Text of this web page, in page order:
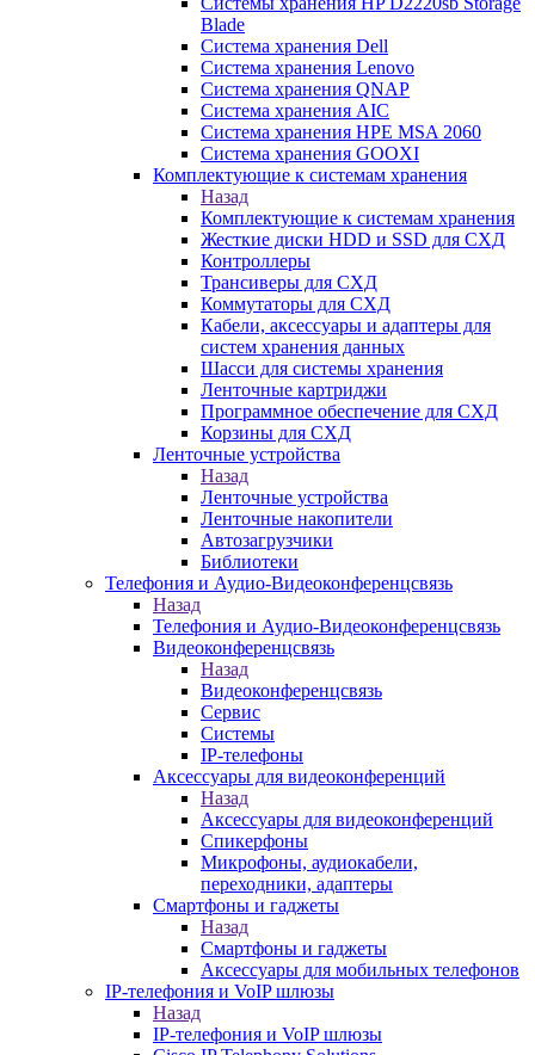
Blade
Система хранения Dell
Система хранения Lenovo
Система хранения QNAP
Система хранения AIC
Система хранения HPE MSA 2060
Система хранения GOOXI
Комплектующие к системам хранения
Назад
Комплектующие к системам хранения
Жесткие диски HDD и SSD для СХД
Контроллеры
Трансиверы для СХД
Коммутаторы для СХД
Кабели, аксессуары и адаптеры для
систем хранения данных
Шасси для системы хранения
Ленточные картриджи
Программное обеспечение для СХД
Корзины для СХД
Ленточные устройства
Назад
Ленточные устройства
Ленточные накопители
Автозагрузчики
Библиотеки
Телефония и Аудио-Видеоконференцсвязь
Назад
Телефония и Аудио-Видеоконференцсвязь
Видеоконференцсвязь
Назад
Видеоконференцсвязь
Сервис
Системы
IP-телефоны
Аксессуары для видеоконференций
Назад
Аксессуары для видеоконференций
Спикерфоны
Микрофоны, аудиокабели,
переходники, адаптеры
Смартфоны и гаджеты
Назад
Смартфоны и гаджеты
Аксессуары для мобильных телефонов
IP-телефония и VoIP шлюзы
Назад
IP-телефония и VoIP шлюзы